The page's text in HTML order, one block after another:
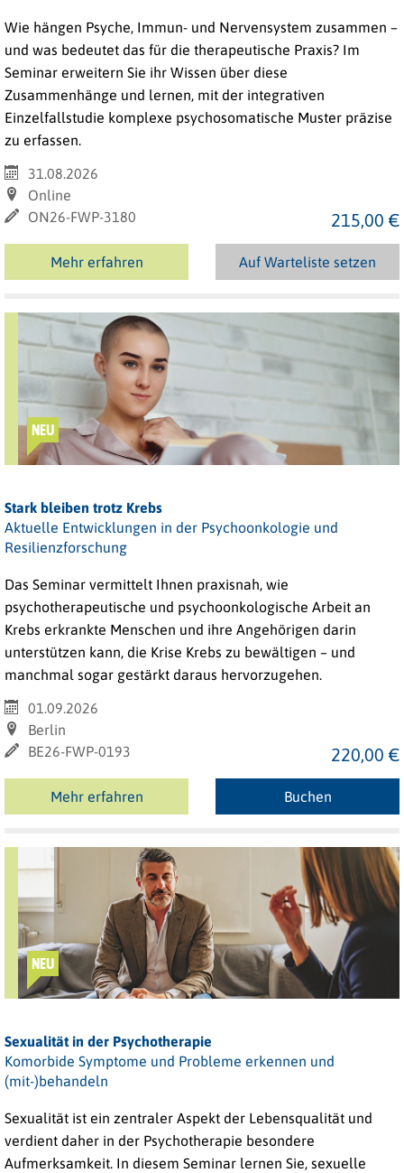
Wie hängen Psyche, Immun- und Nervensystem zusammen –
und was bedeutet das für die therapeutische Praxis? Im
Seminar erweitern Sie ihr Wissen über diese
Zusammenhänge und lernen, mit der integrativen
Einzelfallstudie komplexe psychosomatische Muster präzise
zu erfassen.
31.08.2026
Online
ON26-FWP-3180
215,00 €
Mehr erfahren Auf Warteliste setzen
NEU
Stark bleiben trotz Krebs
Aktuelle Entwicklungen in der Psychoonkologie und
Resilienzforschung
Das Seminar vermittelt Ihnen praxisnah, wie
psychotherapeutische und psychoonkologische Arbeit an
Krebs erkrankte Menschen und ihre Angehörigen darin
unterstützen kann, die Krise Krebs zu bewältigen – und
manchmal sogar gestärkt daraus hervorzugehen.
01.09.2026
Berlin
BE26-FWP-0193
220,00 €
Mehr erfahren Buchen
NEU
Sexualität in der Psychotherapie
Komorbide Symptome und Probleme erkennen und
(mit-)behandeln
Sexualität ist ein zentraler Aspekt der Lebensqualität und
verdient daher in der Psychotherapie besondere
Aufmerksamkeit. In diesem Seminar lernen Sie, sexuelle